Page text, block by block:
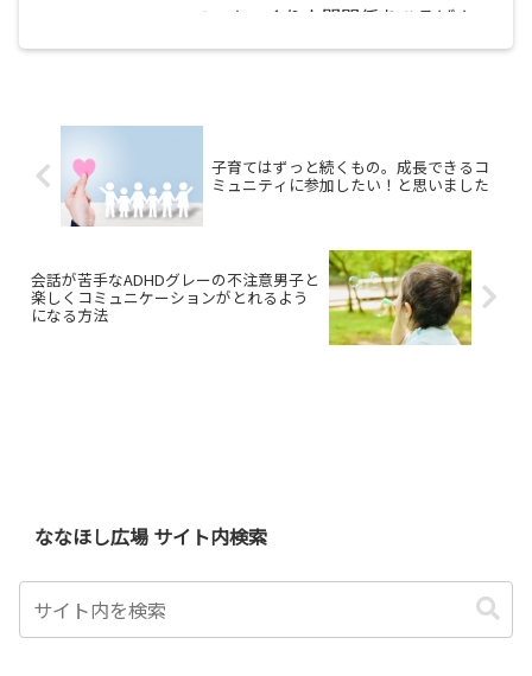
て、ゆっくり人間関係をひろげよ
う！
子育てはずっと続くもの。成長できるコ
ミュニティに参加したい！と思いました
会話が苦手なADHDグレーの不注意男子と
楽しくコミュニケーションがとれるよう
になる方法
ななほし広場 サイト内検索